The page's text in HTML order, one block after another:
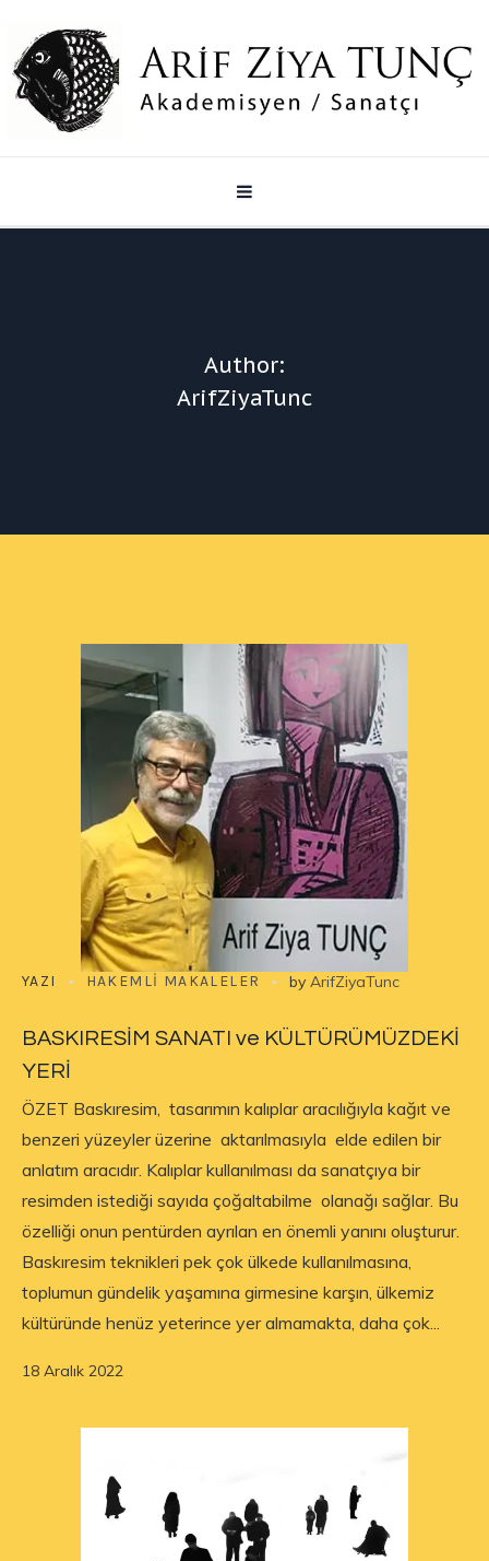
Author:
ArifZiyaTunc
YAZI HAKEMLI MAKALELER byArifZiyaTunc
BASKIRESİM SANATI ve KÜLTÜRÜMÜZDEKİ
YERİ
ÖZET Baskıresim, tasarımın kalıplar aracılığıyla kağıt ve
benzeri yüzeyler üzerine aktarılmasıyla elde edilen bir
anlatım aracıdır. Kalıplar kullanılması da sanatçıya bir
resimden istediği sayıda çoğaltabilme olanağı sağlar. Bu
özelliği onun pentürden ayrılan en önemli yanını oluşturur.
Baskıresim teknikleri pek çok ülkede kullanılmasına,
toplumun gündelik yaşamına girmesine karşın, ülkemiz
kültüründe henüz yeterince yer almamakta, daha çok...
18 Aralık 2022